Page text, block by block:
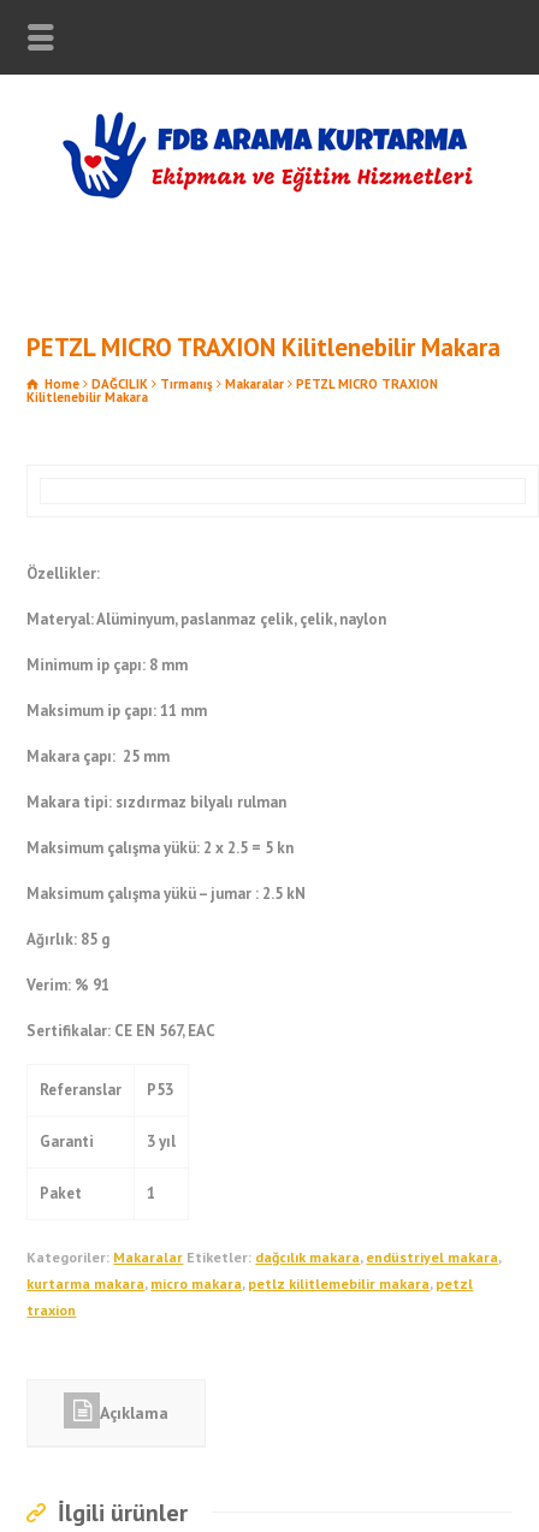
PETZL MICRO TRAXION Kilitlenebilir Makara
Home DAĞCILIK Tırmanış Makaralar PETZL MICRO TRAXION
Kilitlenebilir Makara
Özellikler:
Materyal:Alüminyum, paslanmaz çelik, çelik, naylon
Minimum ip çapı: 8 mm
Maksimum ip çapı:11 mm
Makara çapı: 25 mm
Makara tipi: sızdırmaz bilyalı rulman
Maksimum çalışma yükü: 2 x 2.5 = 5 kn
Maksimum çalışma yükü – jumar : 2.5 kN
Ağırlık: 85 g
Verim: % 91
Sertifikalar: CE EN 567, EAC
Referanslar P53
Garanti 3 yıl
Paket 1
Kategoriler: Makaralar Etiketler: dağcılık makara, endüstriyel makara,
kurtarma makara, micro makara, petlz kilitlemebilir makara, petzl
traxion
Açıklama
İlgili ürünler